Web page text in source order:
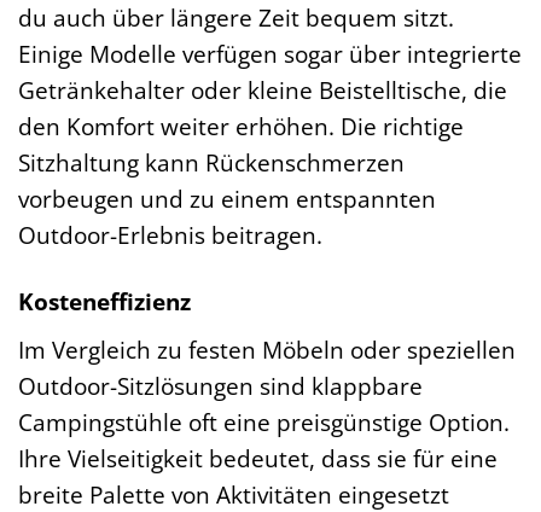
du auch über längere Zeit bequem sitzt.
Einige Modelle verfügen sogar über integrierte
Getränkehalter oder kleine Beistelltische, die
den Komfort weiter erhöhen. Die richtige
Sitzhaltung kann Rückenschmerzen
vorbeugen und zu einem entspannten
Outdoor-Erlebnis beitragen.
Kosteneffizienz
Im Vergleich zu festen Möbeln oder speziellen
Outdoor-Sitzlösungen sind klappbare
Campingstühle oft eine preisgünstige Option.
Ihre Vielseitigkeit bedeutet, dass sie für eine
breite Palette von Aktivitäten eingesetzt